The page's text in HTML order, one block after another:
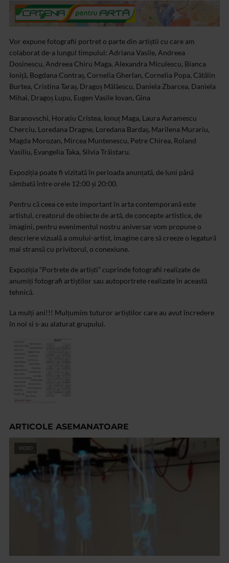
Vor expune fotografii portret o parte din artiștii cu care am
colaborat de-a lungul timpului: Adriana Vasile, Andreea
Dosinescu, Andreea Chiru Maga, Alexandra Miculescu, Bianca
Ioniță, Bogdana Contraș, Cornelia Gherlan, Cornelia Popa, Cătălin
Burtea, Cristina Taraș, Dragoș Mălăescu, Daniela Zbarcea, Daniela
Mihai, Dragoș Lupu, Eugen Vasile Iovan, Gina
Baranovschi, Horațiu Cristea, Ionuț Maga, Laura Avramescu
Cherciu, Loredana Dragne, Loredana Bardaș, Marilena Murariu,
Magda Morozan, Mircea Muntenescu, Petre Chirea, Roland
Vasiliu, Evangelia Taka, Silvia Trăistaru.
Expoziția poate fi vizitată în perioada anunțată, de luni până
sâmbată între orele 12:00 și 20:00.
Pentru că ceea ce este important în arta contemporană este
artistul, creatorul de obiecte de artă, de concepte artistice, de
imagini, pentru evenimentul nostru aniversar vom propune o
descriere vizuală a omului-artist, imagine care să creeze o legatură
mai stransă cu privitorul, o conexiune.
Expoziția “Portrete de artiști” cuprinde fotografii realizate de
anumiți fotografi artiștilor sau autoportrete realizate în această
tehnică.
La mulți ani!!! Mulțumim tuturor artiștilor care au avut încredere
în noi si s-au alaturat grupului.
ARTICOLE ASEMANATOARE
VIDEO